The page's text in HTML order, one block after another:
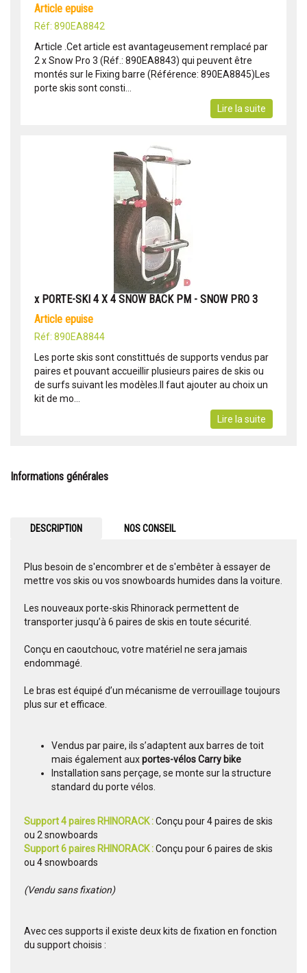
article epuise
Réf: 890EA8842
Article .Cet article est avantageusement remplacé par
2 x Snow Pro 3 (Réf.: 890EA8843) qui peuvent être
montés sur le Fixing barre (Référence: 890EA8845)Les
porte skis sont consti...
Lire la suite
x PORTE-SKI 4 X 4 SNOW BACK PM - SNOW PRO 3
article epuise
Réf: 890EA8844
Les porte skis sont constittués de supports vendus par
paires et pouvant accueillir plusieurs paires de skis ou
de surfs suivant les modèles.Il faut ajouter au choix un
kit de mo...
Lire la suite
Informations générales
DESCRIPTION NOS CONSEIL
Plus besoin de s'encombrer et de s'embêter à essayer de
mettre vos skis ou vos snowboards humides dans la voiture.
Les nouveaux porte-skis Rhinorack permettent de
transporter jusqu’à 6 paires de skis en toute sécurité.
Conçu en caoutchouc, votre matériel ne sera jamais
endommagé.
Le bras est équipé d’un mécanisme de verrouillage toujours
plus sur et efficace.
Vendus par paire, ils s’adaptent aux barres de toit
mais également auxportes-vélos Carry bike
Installation sans perçage, se monte sur la structure
standard du porte vélos.
Support 4 paires RHINORACK :Conçu pour 4 paires de skis
ou 2 snowboards
Support 6 paires RHINORACK :Conçu pour 6 paires de skis
ou 4 snowboards
(Vendu sans fixation)
Avec ces supports il existe deux kits de fixation en fonction
du support choisis :